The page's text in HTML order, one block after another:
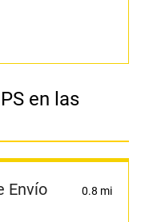
en las
Envío 0.8 mi